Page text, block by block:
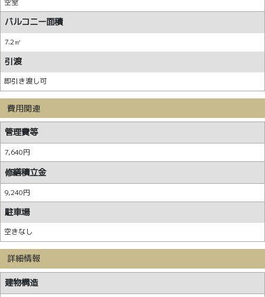
空室
バルコニー面積
7.2㎡
引渡
即引き渡し可
費用関連
管理費等
7,640円
修繕積立金
9,240円
駐車場
空きなし
詳細情報
建物構造